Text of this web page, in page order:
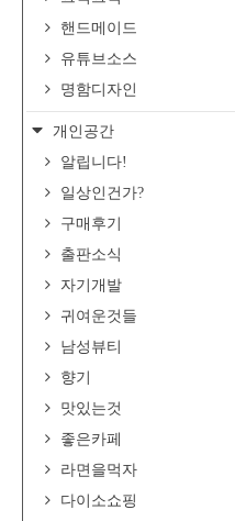
핸드메이드
유튜브소스
명함디자인
개인공간
알립니다!
일상인건가?
구매후기
출판소식
자기개발
귀여운것들
남성뷰티
향기
맛있는것
좋은카페
라면을먹자
다이소쇼핑